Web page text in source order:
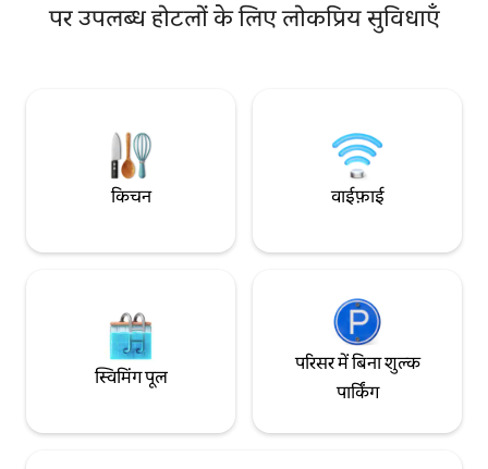
पर उपलब्ध होटलों के लिए लोकप्रिय सुविधाएँ
किचन वाईफ़ाई
स्विमिंग पूल
परिसर में बिना शुल्क
पार्किंग